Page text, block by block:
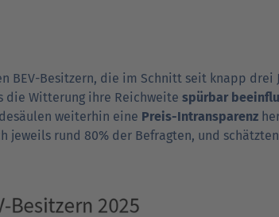
BEV-Besitzern, die im Schnitt seit knapp drei
die Witterung ihre Reich­weite spürbar
weiterhin eine Preis-Intransparenz
jeweils rund 80% der Befragten, und